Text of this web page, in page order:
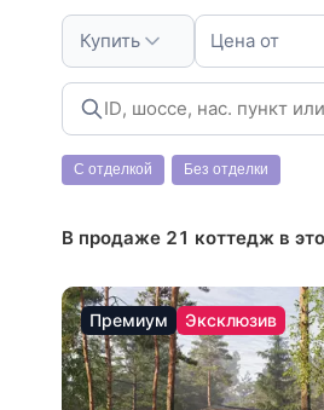
Купить Цена от
С отделкой Без отделки
В продаже 21 коттедж в
Премиум Эксклюзив